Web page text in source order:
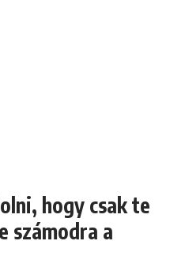
hogy csak te
számodra a